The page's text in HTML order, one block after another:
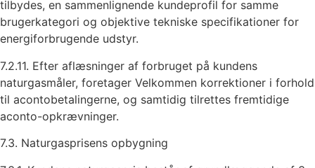
tilbydes, en sammenlignende kundeprofil for samme
brugerkategori og objektive tekniske specifikationer for
energiforbrugende udstyr.
7.2.11. Efter aflæsninger af forbruget på kundens
naturgasmåler, foretager Velkommen korrektioner i forhold
til acontobetalingerne, og samtidig tilrettes fremtidige
aconto-opkrævninger.
7.3. Naturgasprisens opbygning